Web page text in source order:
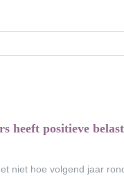
heeft positieve
niet hoe volgend jaar